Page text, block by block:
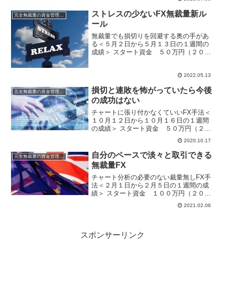
ストレスの少ないFX無裁量新ル
ール
無裁量でも損切りを回避する奥の手があ
る＜５月２日から５月１３日の１週間の
成績＞ スタート資金 ５０万円（２０２
なしに運用したいので、昨年の１００万
円運用から５０万...
2022.05.13
損切と連敗を怖がっていたら今後
の成功はない
チャートに張り付かなくていいFX手法＜
１０月１２日から１０月１６日の１週間
の成績＞ スタート資金 ５０万円（２０
２０年）週間利益 ５４，７９７
円 月間利益 ▲２７，２１９円 年間
利益 ４３０，９１７円 ※複利運用中
損切と連敗が続い...
2020.10.17
完全無裁量の資金管理FX
自分のペースで淡々と取引できる
無裁量FX
チャート分析の必要のない裁量無しFX手
法＜２月１日から２月５日の１週間の成
績＞ スタート資金 １００万円（２０２
１年）週間利益 ３９，５７１円
月間利益 ３９，５７１円 年間利
2021.02.06
スポンサーリンク